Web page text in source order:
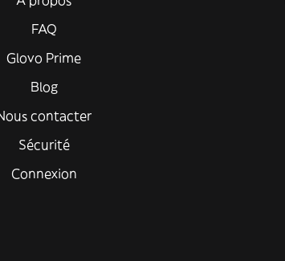
FAQ
Glovo Prime
Blog
contacter
Sécurité
Connexion